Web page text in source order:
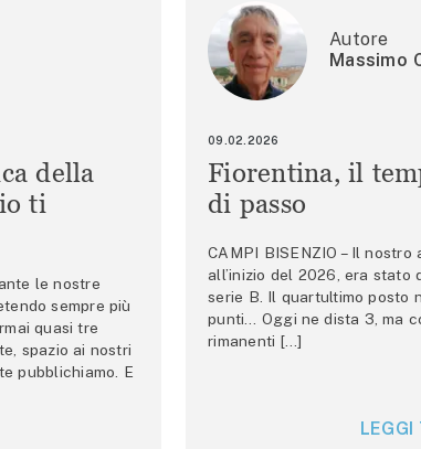
della
ti
le nostre
sempre più
quasi tre
spazio ai nostri
pubblichiamo. E
Autore
Massimo
09.02.2026
Fiorentina, il
di passo
CAMPI BISENZIO – Il
all’inizio del 2026, era stato
serie B. Il quartultimo posto
punti… Oggi ne dista 3, ma
rimanenti […]